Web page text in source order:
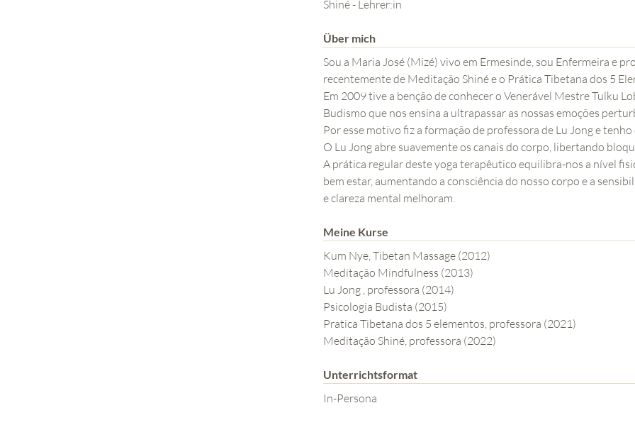
Shiné - Lehrer:in
Über mich
Sou a Maria José (Mizé) vivo em Ermesinde, sou Enfermeira e
recentemente de Meditação Shiné e o Prática Tibetana dos 5
Em 2009 tive a benção de conhecer o Venerável Mestre Tulku
Budismo que nos ensina a ultrapassar as nossas emoções
Por esse motivo fiz a formação de professora de Lu Jong e
O Lu Jong abre suavemente os canais do corpo, libertando
A prática regular deste yoga terapêutico equilibra-nos a nível
bem estar, aumentando a consciência do nosso corpo e a sensibilidade interior, bem como a nossa concentração
e clareza mental melhoram.
Meine Kurse
Kum Nye, Tibetan Massage (2012)
Meditação Mindfulness (2013)
Lu Jong , professora (2014)
Psicologia Budista (2015)
Pratica Tibetana dos 5 elementos, professora (2021)
Meditação Shiné, professora (2022)
Unterrichtsformat
In-Persona